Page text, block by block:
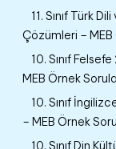
11. Sınıf Türk
Çözümleri – MEB
10. Sınıf
MEB Örnek
10. Sınıf
– MEB Örnek
10. Sınıf Din